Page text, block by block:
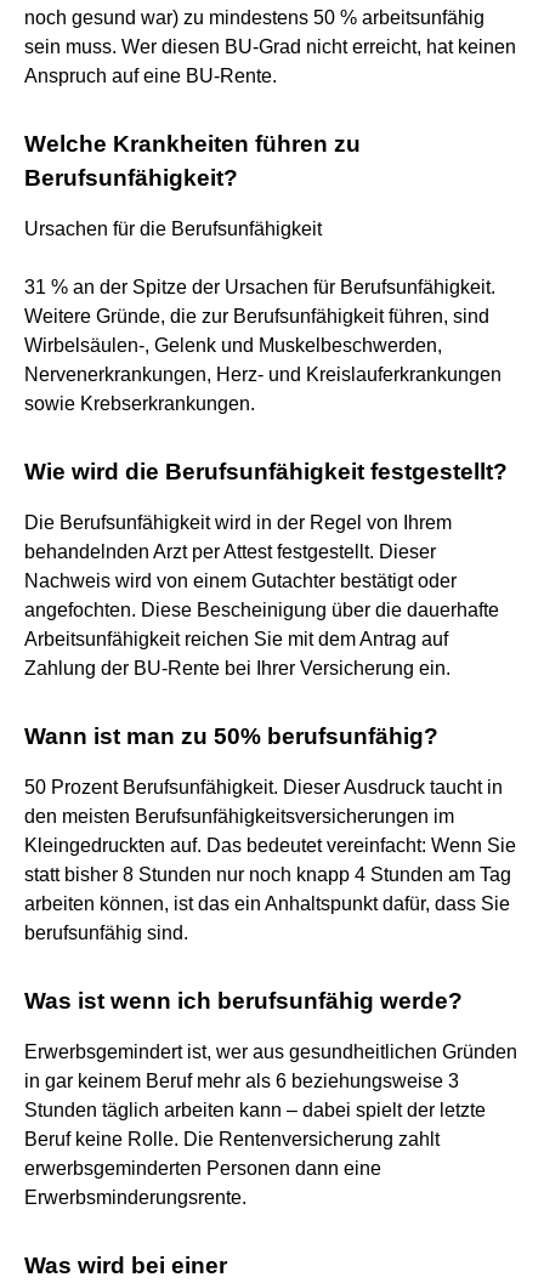
noch gesund war) zu mindestens 50 % arbeitsunfähig
sein muss. Wer diesen BU-Grad nicht erreicht, hat keinen
Anspruch auf eine BU-Rente.
Welche Krankheiten führen zu
Berufsunfähigkeit?
Ursachen für die Berufsunfähigkeit
31 % an der Spitze der Ursachen für Berufsunfähigkeit.
Weitere Gründe, die zur Berufsunfähigkeit führen, sind
Wirbelsäulen-, Gelenk und Muskelbeschwerden,
Nervenerkrankungen, Herz- und Kreislauferkrankungen
sowie Krebserkrankungen.
Wie wird die Berufsunfähigkeit festgestellt?
Die Berufsunfähigkeit wird in der Regel von Ihrem
behandelnden Arzt per Attest festgestellt. Dieser
Nachweis wird von einem Gutachter bestätigt oder
angefochten. Diese Bescheinigung über die dauerhafte
Arbeitsunfähigkeit reichen Sie mit dem Antrag auf
Zahlung der BU-Rente bei Ihrer Versicherung ein.
Wann ist man zu 50% berufsunfähig?
50 Prozent Berufsunfähigkeit. Dieser Ausdruck taucht in
den meisten Berufsunfähigkeitsversicherungen im
Kleingedruckten auf. Das bedeutet vereinfacht: Wenn Sie
statt bisher 8 Stunden nur noch knapp 4 Stunden am Tag
arbeiten können, ist das ein Anhaltspunkt dafür, dass Sie
berufsunfähig sind.
Was ist wenn ich berufsunfähig werde?
Erwerbsgemindert ist, wer aus gesundheitlichen Gründen
in gar keinem Beruf mehr als 6 beziehungsweise 3
Stunden täglich arbeiten kann – dabei spielt der letzte
Beruf keine Rolle. Die Rentenversicherung zahlt
erwerbsgeminderten Personen dann eine
Erwerbsminderungsrente.
Was wird bei einer